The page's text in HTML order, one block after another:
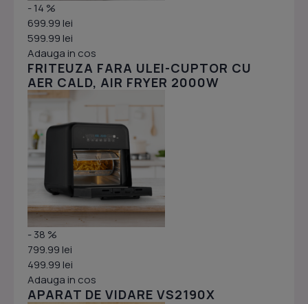
- 14 %
699.99 lei
599.99 lei
Adauga in cos
FRITEUZA FARA ULEI-CUPTOR CU
AER CALD, AIR FRYER 2000W
- 38 %
799.99 lei
499.99 lei
Adauga in cos
APARAT DE VIDARE VS2190X